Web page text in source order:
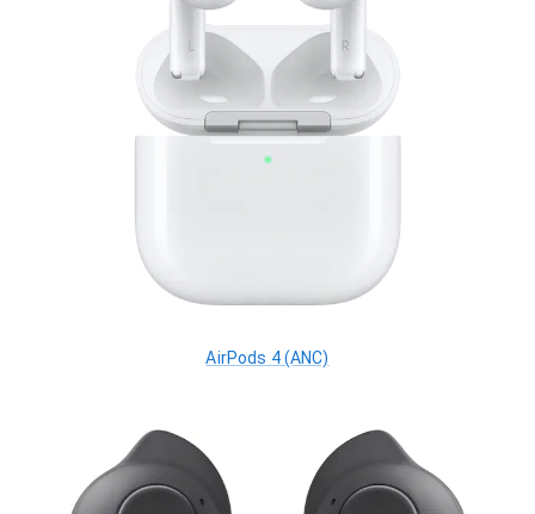
AirPods 4 (ANC)